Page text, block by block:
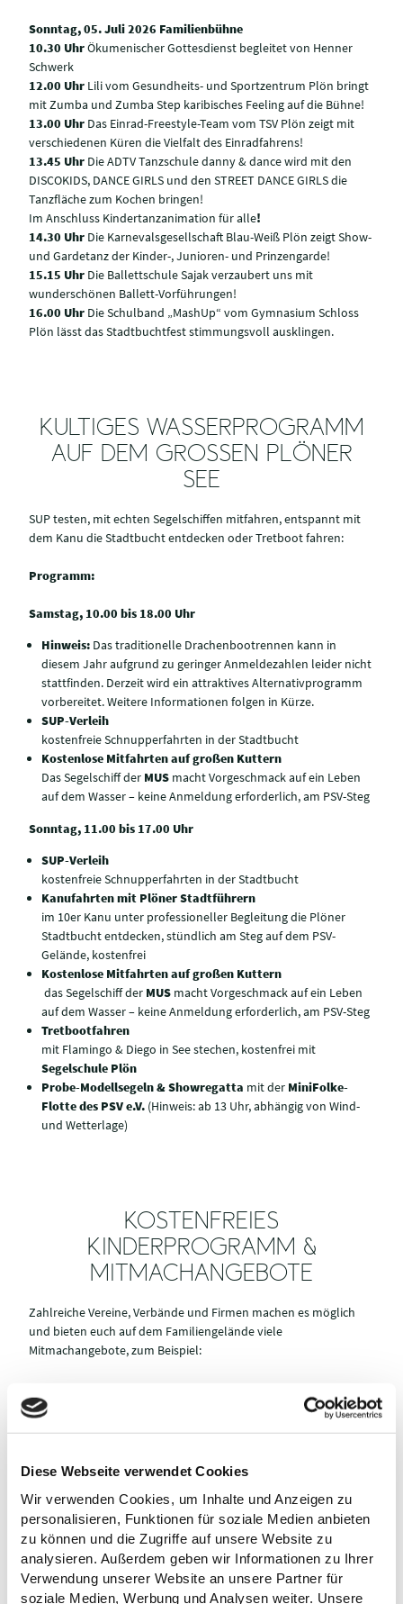
Diese Webseite verwendet Cookies
Wir verwenden Cookies, um Inhalte und Anzeigen zu
personalisieren, Funktionen für soziale Medien anbieten
zu können und die Zugriffe auf unsere Website zu
analysieren. Außerdem geben wir Informationen zu Ihrer
Verwendung unserer Website an unsere Partner für
soziale Medien, Werbung und Analysen weiter. Unsere
Sonntag, 05. Juli 2026 Familienbühne
10.30 UhrÖkumenischer Gottesdienst begleitet von Henner
Schwerk
12.00 Uhr Lili vom Gesundheits- und Sportzentrum Plön bringt
mit Zumba und Zumba Step karibisches Feeling auf die Bühne!
13.00 Uhr Das Einrad-Freestyle-Team vom TSV Plön zeigt mit
verschiedenen Küren die Vielfalt des Einradfahrens!
13.45 Uhr Die ADTV Tanzschule danny & dance wird mit den
DISCOKIDS, DANCE GIRLS und den STREET DANCE GIRLS die
Tanzfläche zum Kochen bringen!
Im Anschluss Kindertanzanimation für alle!
14.30 Uhr Die Karnevalsgesellschaft Blau-Weiß Plön zeigt Show-
und Gardetanz der Kinder-, Junioren- und Prinzengarde!
15.15 Uhr Die Ballettschule Sajak verzaubert uns mit
wunderschönen Ballett-Vorführungen!
16.00 Uhr Die Schulband „MashUp“ vom Gymnasium Schloss
Plön lässt das Stadtbuchtfest stimmungsvoll ausklingen.
KULTIGES WASSERPROGRAMM
AUF DEM GROSSEN PLÖNER S
EE
SUP testen, mit echten Segelschiffen mitfahren, entspannt mit
dem Kanu die Stadtbucht entdecken oder Tretboot fahren:
Programm:
Samstag, 10.00 bis 18.00 Uhr
Hinweis: Das traditionelle Drachenbootrennen kann in
diesem Jahr aufgrund zu geringer Anmeldezahlen leider nicht
stattfinden. Derzeit wird ein attraktives Alternativprogramm
vorbereitet. Weitere Informationen folgen in Kürze.
SUP-Verleih
kostenfreie Schnupperfahrten in der Stadtbucht
Kostenlose Mitfahrten auf großen Kuttern
Das Segelschiff der MUS macht Vorgeschmack auf ein Leben
auf dem Wasser – keine Anmeldung erforderlich, am PSV-Steg
Sonntag, 11.00 bis 17.00 Uhr
SUP-Verleih
kostenfreie Schnupperfahrten in der Stadtbucht
Kanufahrten mit Plöner Stadtführern
im 10er Kanu unter professioneller Begleitung die Plöner
Stadtbucht entdecken, stündlich am Steg auf dem PSV-
Gelände, kostenfrei
Kostenlose Mitfahrten auf großen Kuttern
das Segelschiff der MUS macht Vorgeschmack auf ein Leben
auf dem Wasser – keine Anmeldung erforderlich, am PSV-Steg
Tretbootfahren
mit Flamingo & Diego in See stechen, kostenfrei mit
Segelschule Plön
Probe-Modellsegeln & Showregatta mit der MiniFolke-
Flotte des PSV e.V. (Hinweis: ab 13 Uhr, abhängig von Wind-
und Wetterlage)
KOSTENFREIES
KINDERPROGRAMM &
MITMACHANGEBOTE
Zahlreiche Vereine, Verbände und Firmen machen es möglich
und bieten euch auf dem Familiengelände viele
Mitmachangebote, zum Beispiel:
Samstag 11-18 Uhr
Edelsteinsuche –
am Stand derTouristinfo/Stadt Plön
Kinderschminken –am Stand derTouristinfo
Bau´s mit Klaus - die mobile Holzwerkstatt
Teelichter gießen mit Bienenwachs, Bienenbilder malen und
Holzrahmen basteln – Imkerverein Plön